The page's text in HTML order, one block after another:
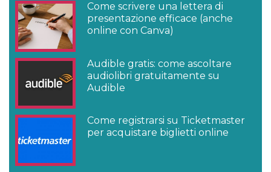
Come scrivere una lettera di
presentazione efficace (anche
online con Canva)
Audible gratis: come ascoltare
audiolibri gratuitamente su
Audible
Come registrarsi su Ticketmaster
per acquistare biglietti online